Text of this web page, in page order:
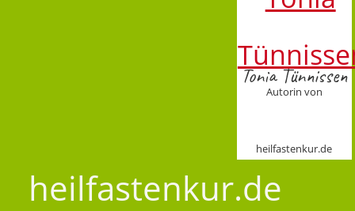
Tonia Tünnissen
Autorin von
heilfastenkur.de
heilfastenkur.de